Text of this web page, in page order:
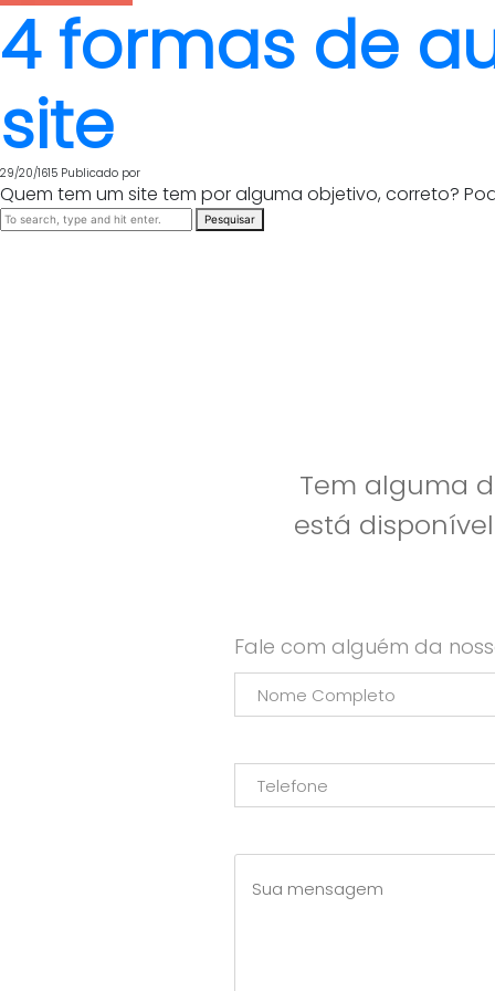
4 formas de
site
29/20/1615 Publicado por
Quem tem um site tem por alguma objetivo, correto?
Pesquisar
Tem alguma
está
Fale com alguém da